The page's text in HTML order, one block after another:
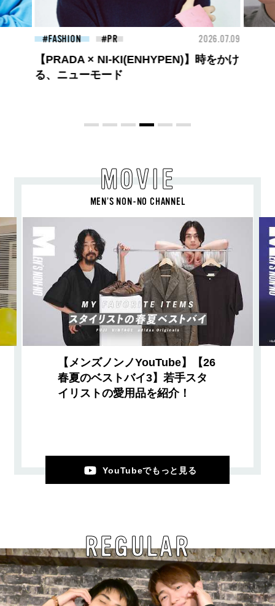
FASHION 2026.07.09
高橋璃央と、ジュエッテの出会い。夏の
定番、ピンクゴールドが印象的
MOVIE
MEN’S NON-NO CHANNEL
【メンズノンノYouTube】【26
春夏のベストバイ3】若手スタ
イリストの愛用品を紹介！
YouTubeでもっと見る
REGULAR